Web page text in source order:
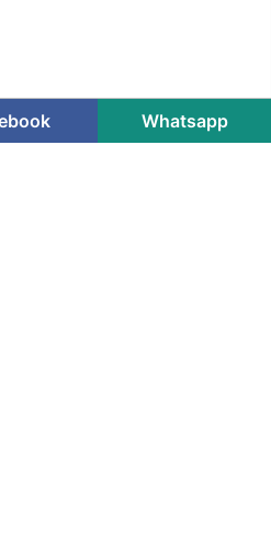
Whatsapp